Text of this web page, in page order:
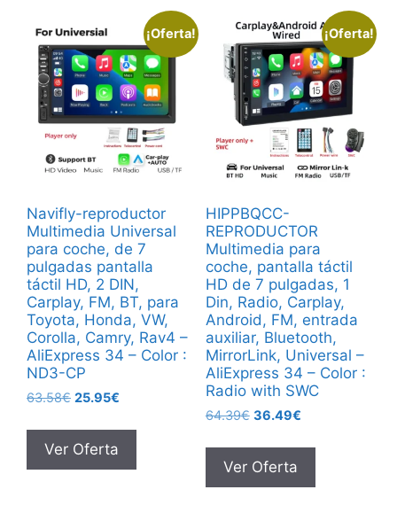
¡Oferta!
Navifly-reproductor
Multimedia Universal
para coche, de 7
pulgadas pantalla
táctil HD, 2 DIN,
Carplay, FM, BT, para
Toyota, Honda, VW,
Corolla, Camry, Rav4 –
AliExpress 34 – Color :
ND3-CP
63.58€ El
original
era:
63.58€.
25.95€
actual
25.95€.
Ver Oferta
¡Oferta!
HIPPBQCC-
REPRODUCTOR
Multimedia para
coche, pantalla táctil
HD de 7 pulgadas, 1
Din, Radio, Carplay,
Android, FM, entrada
auxiliar, Bluetooth,
MirrorLink, Universal –
AliExpress 34 – Color :
Radio with SWC
64.39€ El
original
era:
64.39€.
36.49€El
actual
36.49€.
Ver Oferta